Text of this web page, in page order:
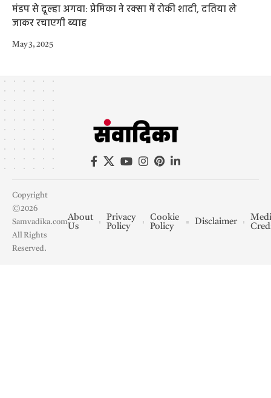
मंडप से दूल्हा अगवा: प्रेमिका ने रक्सा में रोकी शादी, दतिया ले
जाकर रचाएगी ब्याह
May 3, 2025
Copyright
©2026
Samvadika.com
All Rights
Reserved.
About
Us
Privacy
Policy
Cookie
Policy
Disclaimer